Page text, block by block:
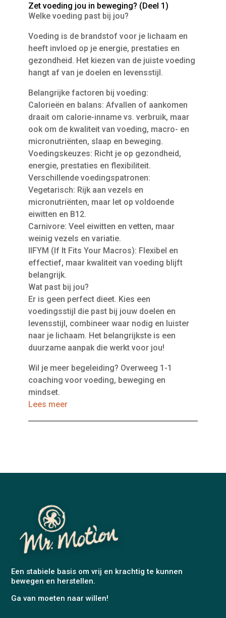
Zet voeding jou in beweging? (Deel 1)
Welke voeding past bij jou?
Voeding is de brandstof voor je lichaam en
heeft invloed op je energie, prestaties en
gezondheid. Het kiezen van de juiste voeding
hangt af van je doelen en levensstijl.
Belangrijke factoren bij voeding:
Calorieën en balans: Afvallen of aankomen
draait om calorie-inname vs. verbruik, maar
ook om de kwaliteit van voeding, macro- en
micronutriënten, slaap en beweging.
Voedingskeuzes: Richt je op gezondheid,
energie, prestaties en flexibiliteit.
Verschillende voedingspatronen:
Vegetarisch: Rijk aan vezels en
micronutriënten, maar let op voldoende
eiwitten en B12.
Carnivore: Veel eiwitten en vetten, maar
weinig vezels en variatie.
IIFYM (If It Fits Your Macros): Flexibel en
effectief, maar kwaliteit van voeding blijft
belangrijk.
Wat past bij jou?
Er is geen perfect dieet. Kies een
voedingsstijl die past bij jouw doelen en
levensstijl, combineer waar nodig en luister
naar je lichaam. Het belangrijkste is een
duurzame aanpak die werkt voor jou!
Wil je meer begeleiding? Overweeg 1-1
coaching voor voeding, beweging en
mindset.
Lees meer
Een stabiele basis om vrij en krachtig te kunnen
bewegen en herstellen.
Ga van moeten naar willen!